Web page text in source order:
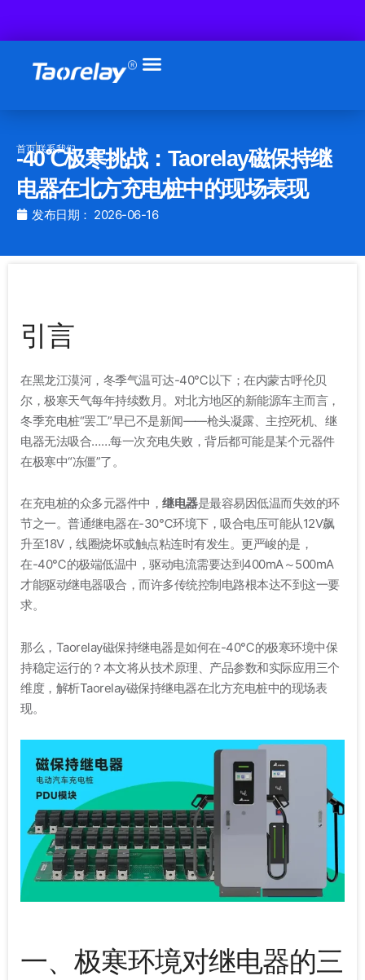
首页联系我们
-40℃极寒挑战：Taorelay磁保持继
电器在北方充电桩中的现场表现
发布日期： 2026-06-16
引言
在黑龙江漠河，冬季气温可达-40℃以下；在内蒙古呼伦贝
尔，极寒天气每年持续数月。对北方地区的新能源车主而言，
冬季充电桩“罢工”早已不是新闻——枪头凝露、主控死机、继
电器无法吸合……每一次充电失败，背后都可能是某个元器件
在极寒中“冻僵”了。
在充电桩的众多元器件中， 继电器是最容易因低温而失效的环
节之一。普通继电器在-30℃环境下，吸合电压可能从12V飙
升至18V，线圈烧坏或触点粘连时有发生。更严峻的是，
在-40℃的极端低温中，驱动电流需要达到400mA～500mA
才能驱动继电器吸合，而许多传统控制电路根本达不到这一要
求。
那么，Taorelay磁保持继电器是如何在-40℃的极寒环境中保
持稳定运行的？本文将从技术原理、产品参数和实际应用三个
维度，解析Taorelay磁保持继电器在北方充电桩中的现场表
现。
一、极寒环境对继电器的三